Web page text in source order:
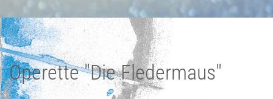
Operette "Die Fledermaus"